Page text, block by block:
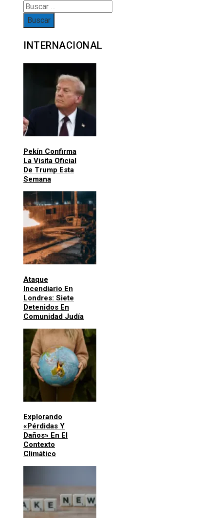
INTERNACIONAL
Pekín Confirma
La Visita Oficial
De Trump Esta
Semana
Ataque
Incendiario En
Londres: Siete
Detenidos En
Comunidad Judía
Explorando
«pérdidas Y
Daños» En El
Contexto
Climático